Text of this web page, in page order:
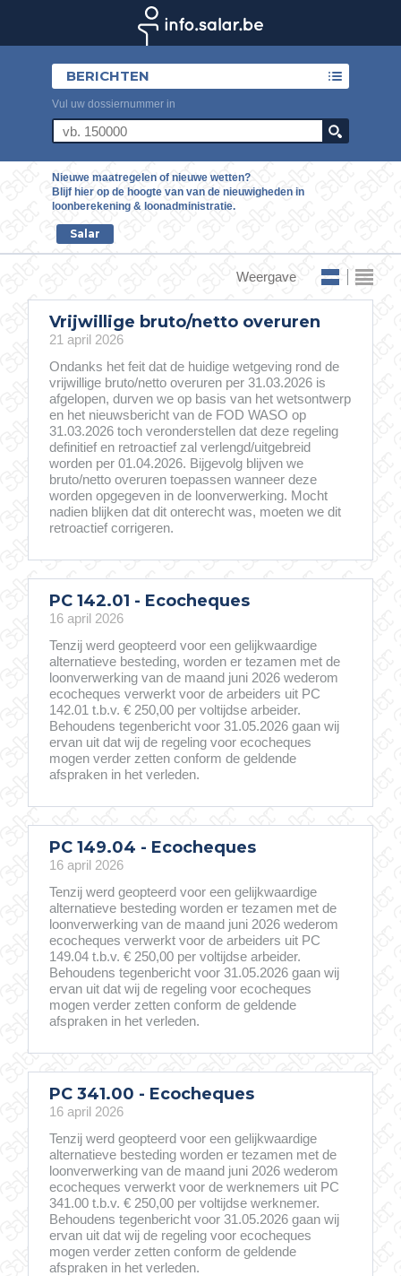
BERICHTEN
Vul uw dossiernummer in
Nieuwe maatregelen of nieuwe wetten?
Blijf hier op de hoogte van van de nieuwigheden in
loonberekening & loonadministratie.
Salar
Weergave
Vrijwillige bruto/netto overuren
21 april 2026
Ondanks het feit dat de huidige wetgeving rond de
vrijwillige bruto/netto overuren per 31.03.2026 is
afgelopen, durven we op basis van het wetsontwerp
en het nieuwsbericht van de FOD WASO op
31.03.2026 toch veronderstellen dat deze regeling
definitief en retroactief zal verlengd/uitgebreid
worden per 01.04.2026. Bijgevolg blijven we
bruto/netto overuren toepassen wanneer deze
worden opgegeven in de loonverwerking. Mocht
nadien blijken dat dit onterecht was, moeten we dit
retroactief corrigeren.
PC 142.01 - Ecocheques
16 april 2026
Tenzij werd geopteerd voor een gelijkwaardige
alternatieve besteding, worden er tezamen met de
loonverwerking van de maand juni 2026 wederom
ecocheques verwerkt voor de arbeiders uit PC
142.01 t.b.v. € 250,00 per voltijdse arbeider.
Behoudens tegenbericht voor 31.05.2026 gaan wij
ervan uit dat wij de regeling voor ecocheques
mogen verder zetten conform de geldende
afspraken in het verleden.
PC 149.04 - Ecocheques
16 april 2026
Tenzij werd geopteerd voor een gelijkwaardige
alternatieve besteding worden er tezamen met de
loonverwerking van de maand juni 2026 wederom
ecocheques verwerkt voor de arbeiders uit PC
149.04 t.b.v. € 250,00 per voltijdse arbeider.
Behoudens tegenbericht voor 31.05.2026 gaan wij
ervan uit dat wij de regeling voor ecocheques
mogen verder zetten conform de geldende
afspraken in het verleden.
PC 341.00 - Ecocheques
16 april 2026
Tenzij werd geopteerd voor een gelijkwaardige
alternatieve besteding worden er tezamen met de
loonverwerking van de maand juni 2026 wederom
ecocheques verwerkt voor de werknemers uit PC
341.00 t.b.v. € 250,00 per voltijdse werknemer.
Behoudens tegenbericht voor 31.05.2026 gaan wij
ervan uit dat wij de regeling voor ecocheques
mogen verder zetten conform de geldende
afspraken in het verleden.